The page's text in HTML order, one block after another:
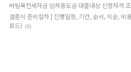
버팀목전세자금 임차중도금 대출대상 신청자격
결혼식 준비절차 | 진행일정, 기간, 순서, 식순, 비
로드)
(3)